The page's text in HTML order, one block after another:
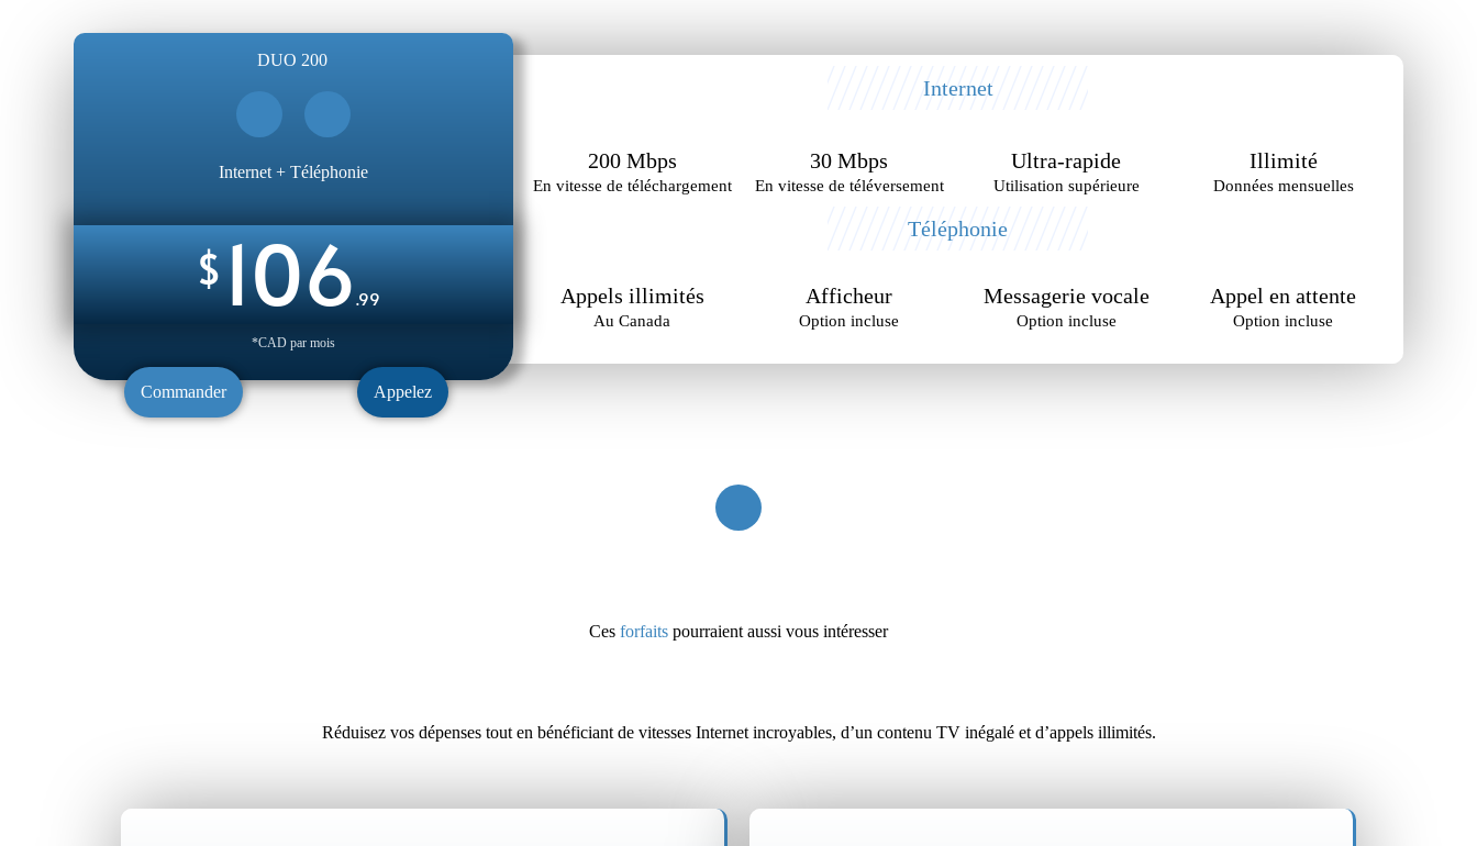
DUO 200
Internet + Téléphonie
$106.99
*CAD par mois
Commander Appelez
Internet
200 Mbps
En vitesse de téléchargement
30 Mbps
En vitesse de téléversement
Ultra-rapide
Utilisation supérieure
Illimité
Données mensuelles
Téléphonie
Appels illimités
Au Canada
Afficheur
Option incluse
Messagerie vocale
Option incluse
Appel en attente
Option incluse
Ces forfaits pourraient aussi vous intéresser
Réduisez vos dépenses tout en bénéficiant de vitesses Internet incroyables, d’un contenu TV inégalé et d’appels illimités.